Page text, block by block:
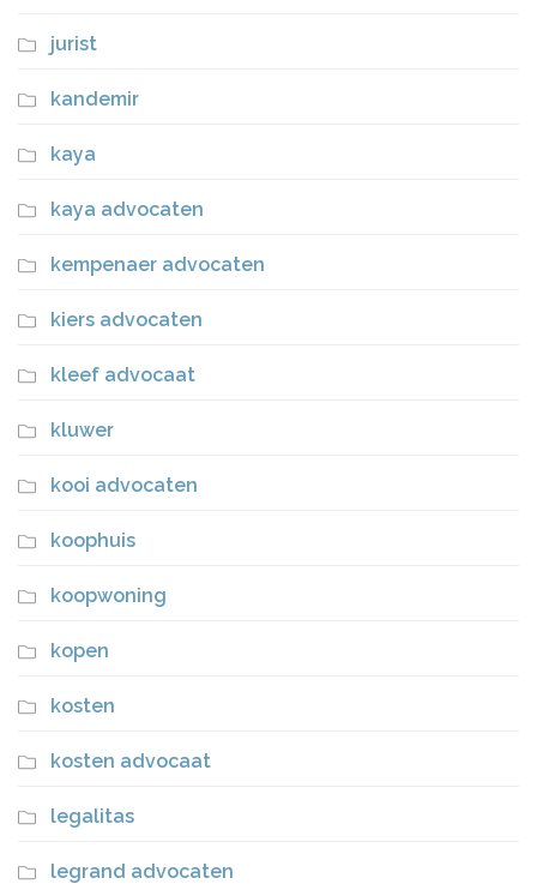
jurist
kandemir
kaya
kaya advocaten
kempenaer advocaten
kiers advocaten
kleef advocaat
kluwer
kooi advocaten
koophuis
koopwoning
kopen
kosten
kosten advocaat
legalitas
legrand advocaten